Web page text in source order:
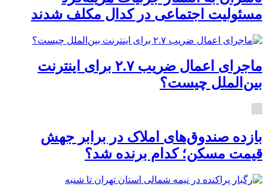
مسئولیت اجتماعی در کدال مکلف شدند
ماجرای اعمال ضریب ۲.۷ برای اینترنت
بین‌الملل چیست؟
بازده صندوق‌های املاک در برابر جهش
قیمت مسکن؛ کدام برنده شد؟